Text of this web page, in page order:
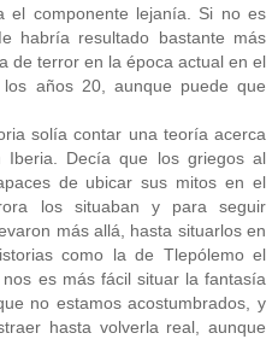
el componente lejanía. Si no es
habría resultado bastante más
de terror en la época actual en el
años 20, aunque puede que
solía contar una teoría acerca
Decía que los griegos al
de ubicar sus mitos en el
los situaban y para seguir
más allá, hasta situarlos en
como la de Tlepólemo el
es más fácil situar la fantasía
no estamos acostumbrados, y
hasta volverla real, aunque